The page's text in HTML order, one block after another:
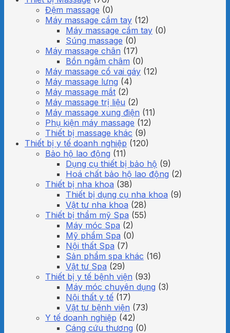
Đệm massage (0)
Máy massage cầm tay (12)
Máy massage cầm tay (0)
Súng massage (0)
Máy massage chân (17)
Bồn ngâm châm (0)
Máy massage cổ vai gáy (12)
Máy massage lưng (4)
Máy massage mắt (2)
Máy massage trị liệu (2)
Máy massage xung điện (11)
Phụ kiện máy massage (12)
Thiết bị massage khác (9)
Thiết bị y tế doanh nghiệp (120)
Bảo hộ lao động (11)
Dụng cụ thiết bị bảo hộ (9)
Hoá chất bảo hộ lao động (2)
Thiết bị nha khoa (38)
Thiết bị dụng cụ nha khoa (9)
Vật tư nha khoa (28)
Thiết bị thẩm mỹ Spa (55)
Máy móc Spa (2)
Mỹ phẩm Spa (0)
Nội thất Spa (7)
Sản phẩm spa khác (16)
Vật tư Spa (29)
Thiết bị y tế bệnh viện (93)
Máy móc chuyên dụng (3)
Nội thất y tế (17)
Vật tư bệnh viện (73)
Y tế doanh nghiệp (42)
Cáng cứu thương (0)